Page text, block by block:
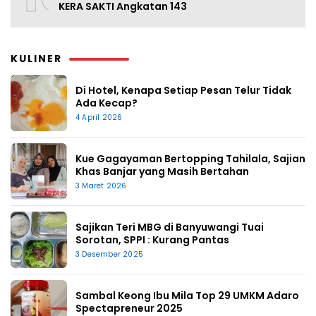
KERA SAKTI Angkatan 143
KULINER
Di Hotel, Kenapa Setiap Pesan Telur Tidak
Ada Kecap?
4 April 2026
Kue Gagayaman Bertopping Tahilala, Sajian
Khas Banjar yang Masih Bertahan
3 Maret 2026
Sajikan Teri MBG di Banyuwangi Tuai
Sorotan, SPPI : Kurang Pantas
3 Desember 2025
Sambal Keong Ibu Mila Top 29 UMKM Adaro
Spectapreneur 2025